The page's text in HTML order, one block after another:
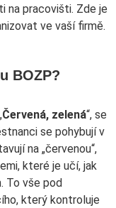
na pracovišti. Zde je
ve vaší firmě.
BOZP?
Červená, zelená“, se
se pohybují v
na „červenou“,
které je učí, jak
To vše pod
který kontroluje